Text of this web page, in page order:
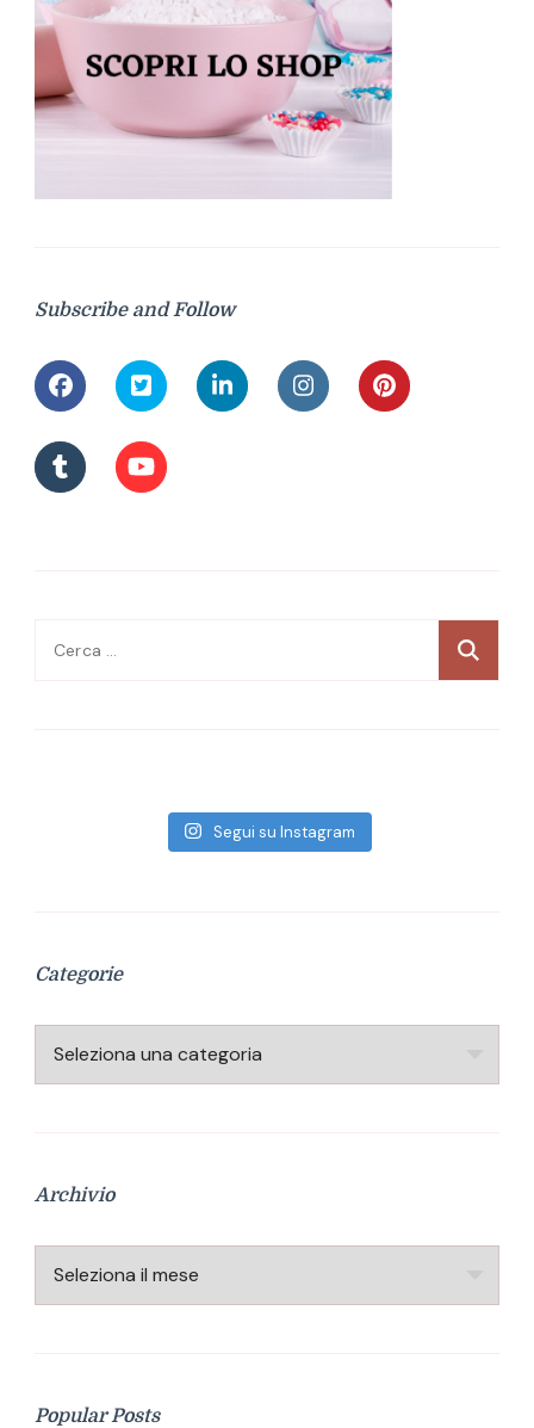
Subscribe and Follow
Ricerca
Segui su Instagram
Categorie
Categorie
Archivio
Archivio
Popular Posts